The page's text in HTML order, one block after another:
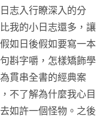
志入行瞭深入的分
我的小日志還多，讓
如日後假如要寫一本
斟字嚼，怎樣矯飾學
貫串全書的經典案
不了解為什麼我心目
如許一個怪物。之後